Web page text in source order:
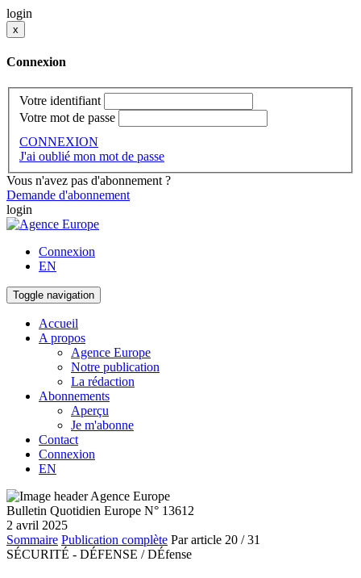
login
x
Connexion
Votre identifiant
Votre mot de passe
CONNEXION
J'ai oublié mon mot de passe
Vous n'avez pas d'abonnement ?
Demande d'abonnement
login
Connexion
EN
Toggle navigation
Accueil
A propos
Agence Europe
Notre publication
La rédaction
Abonnements
Aperçu
Je m'abonne
Contact
Connexion
EN
Bulletin Quotidien Europe N° 13612
2 avril 2025
Sommaire Publication complète Par article 20 / 31
SÉCURITÉ - DÉFENSE / DÉfense